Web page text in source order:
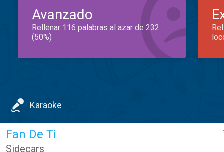
Avanzado
Rellenar 116 palabras al azar de 232
(50%)
Karaoke
Fan De Ti
Sidecars